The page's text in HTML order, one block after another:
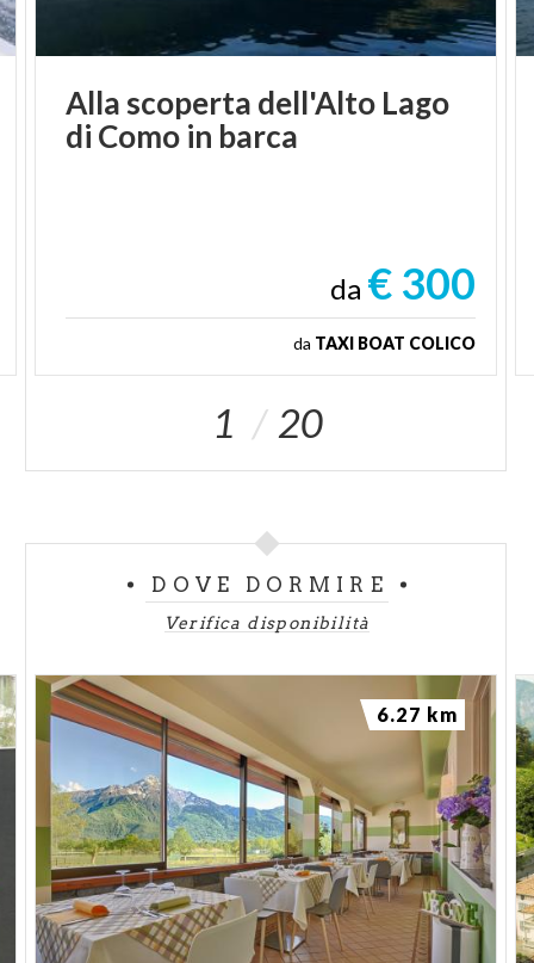
Alla scoperta dell'Alto Lago
di Como in barca
da € 300
da TAXI BOAT COLICO
1 20
DOVE DORMIRE
Verifica disponibilità
6.27 km